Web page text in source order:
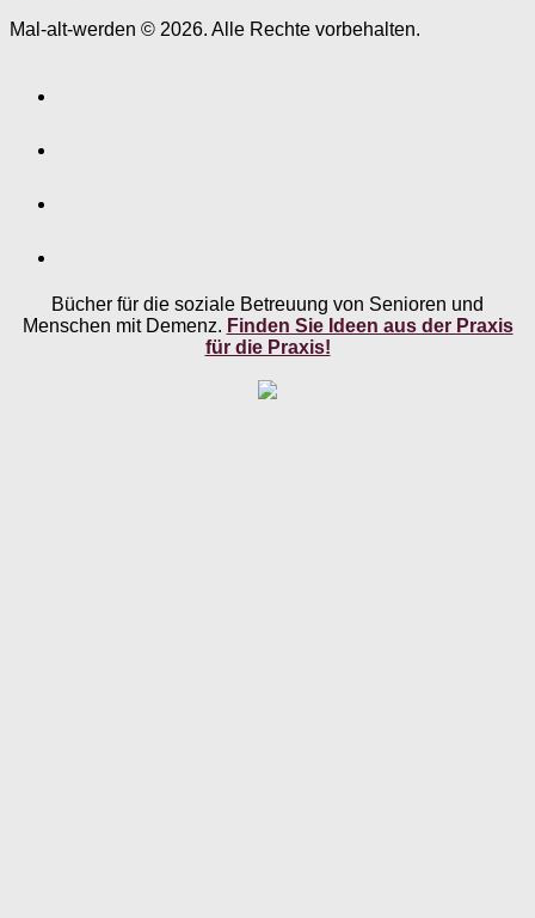
Mal-alt-werden © 2026. Alle Rechte vorbehalten.
Bücher für die soziale Betreuung von Senioren und
Menschen mit Demenz. Finden Sie Ideen aus der Praxis
für die Praxis!